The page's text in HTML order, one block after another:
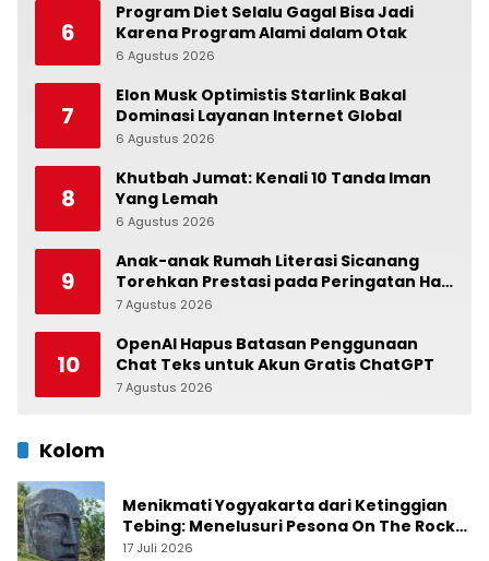
6
Program Diet Selalu Gagal Bisa Jadi
Karena Program Alami dalam Otak
6 Agustus 2026
7
Elon Musk Optimistis Starlink Bakal
Dominasi Layanan Internet Global
6 Agustus 2026
8
Khutbah Jumat: Kenali 10 Tanda Iman
Yang Lemah
6 Agustus 2026
9
Anak-anak Rumah Literasi Sicanang
Torehkan Prestasi pada Peringatan Hari
Anak Nasional di Kecamatan Medan
7 Agustus 2026
10
OpenAI Hapus Batasan Penggunaan
Chat Teks untuk Akun Gratis ChatGPT
7 Agustus 2026
Kolom
Menikmati Yogyakarta dari Ketinggian
Tebing: Menelusuri Pesona On The Rock
Jogja yang Sedang Naik Daun
17 Juli 2026